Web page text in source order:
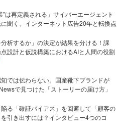
”は再定義される」サイバーエージェント
聞く、インターネット広告20年と転換点
分析するか」の決定が結果を分ける！課
設計と仮説構築におけるAIと人間の役割
では伝わらない。国産靴下ブランドが
で見つけた「ストーリーの届け方」
る「確証バイアス」を回避して「顧客の
引き出すには？インタビュー4つのコ